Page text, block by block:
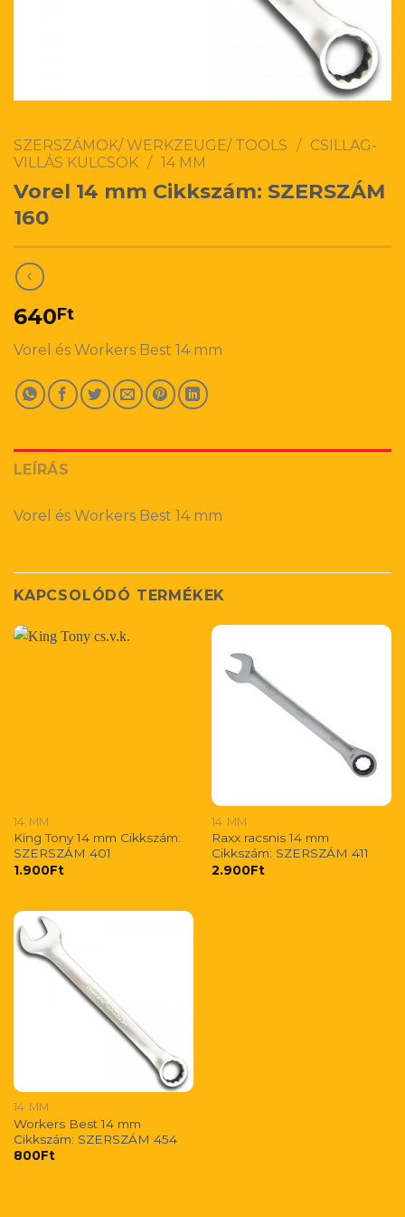
SZERSZÁMOK/ WERKZEUGE/ TOOLS / CSILLAG-
VILLÁS KULCSOK / 14 MM
Vorel 14 mm Cikkszám: SZERSZÁM
160
640Ft
Vorel és Workers Best 14 mm
LEÍRÁS
Vorel és Workers Best 14 mm
KAPCSOLÓDÓ TERMÉKEK
14 MM
King Tony 14 mm Cikkszám:
SZERSZÁM 401
1.900Ft
14 MM
Raxx racsnis 14 mm
Cikkszám: SZERSZÁM 411
2.900Ft
14 MM
Workers Best 14 mm
Cikkszám: SZERSZÁM 454
800Ft